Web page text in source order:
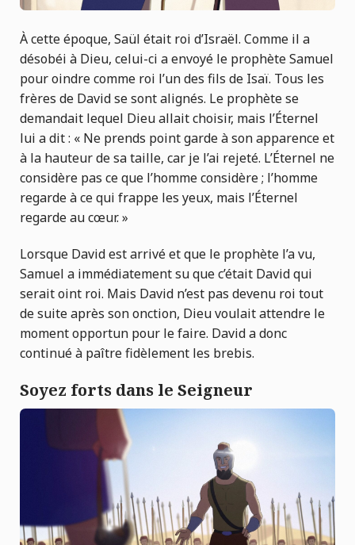
À cette époque, Saül était roi d’Israël. Comme il a
désobéi à Dieu, celui-ci a envoyé le prophète Samuel
pour oindre comme roi l’un des fils de Isaï. Tous les
frères de David se sont alignés. Le prophète se
demandait lequel Dieu allait choisir, mais l’Éternel
lui a dit : « Ne prends point garde à son apparence et
à la hauteur de sa taille, car je l’ai rejeté. L’Éternel ne
considère pas ce que l’homme considère ; l’homme
regarde à ce qui frappe les yeux, mais l’Éternel
regarde au cœur. »
Lorsque David est arrivé et que le prophète l’a vu,
Samuel a immédiatement su que c’était David qui
serait oint roi. Mais David n’est pas devenu roi tout
de suite après son onction, Dieu voulait attendre le
moment opportun pour le faire. David a donc
continué à paître fidèlement les brebis.
Soyez forts dans le Seigneur